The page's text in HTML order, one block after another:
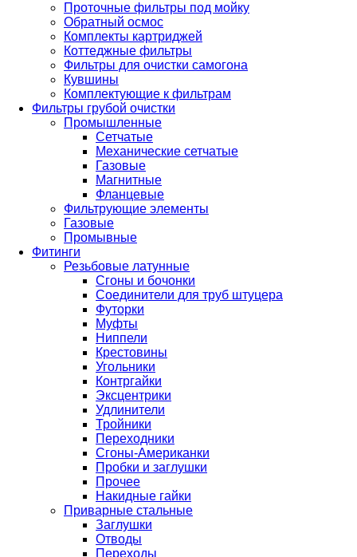
Проточные фильтры под мойку
Обратный осмос
Комплекты картриджей
Коттеджные фильтры
Фильтры для очистки самогона
Кувшины
Комплектующие к фильтрам
Фильтры грубой очистки
Промышленные
Сетчатые
Механические сетчатые
Газовые
Магнитные
Фланцевые
Фильтрующие элементы
Газовые
Промывные
Фитинги
Резьбовые латунные
Сгоны и бочонки
Соединители для труб штуцера
Футорки
Муфты
Ниппели
Крестовины
Угольники
Контргайки
Эксцентрики
Удлинители
Тройники
Переходники
Сгоны-Американки
Пробки и заглушки
Прочее
Накидные гайки
Приварные стальные
Заглушки
Отводы
Переходы